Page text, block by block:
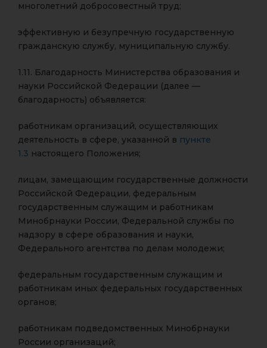
многолетний добросовестный труд;
эффективную и безупречную государственную
гражданскую службу, муниципальную службу.
1.11. Благодарность Министерства образования и
науки Российской Федерации (далее —
благодарность) объявляется:
работникам организаций, осуществляющих
деятельность в сфере, указанной в пункте
1.3 настоящего Положения;
лицам, замещающим государственные должности
Российской Федерации, федеральным
государственным служащим и работникам
Минобрнауки России, Федеральной службы по
надзору в сфере образования и науки,
Федерального агентства по делам молодежи;
федеральным государственным служащим и
работникам иных федеральных государственных
органов;
работникам подведомственных Минобрнауки
России организаций;